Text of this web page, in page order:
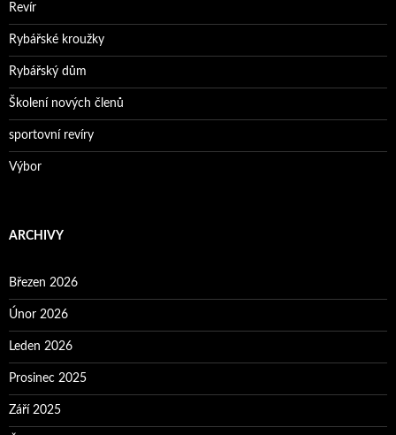
Revír
Rybářské kroužky
Rybářský dům
Školení nových členů
sportovní revíry
Výbor
ARCHIVY
Březen 2026
Únor 2026
Leden 2026
Prosinec 2025
Září 2025